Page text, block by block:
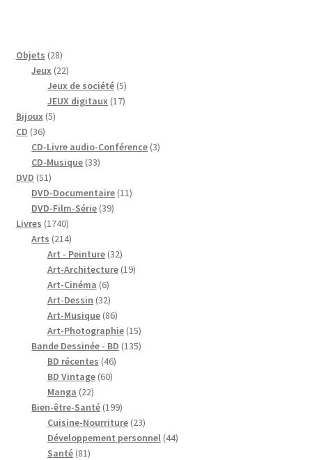
Objets 2828
produits
Jeux 2222
produits
Jeux de société 55
produits
JEUX digitaux 1717
Bijoux 55
CD 3636
produits
CD-Livre audio-Conférence 33
CD-Musique 3333
DVD 5151
produits
DVD-Documentaire 1111
DVD-Film-Série 3939
Livres 17401740
produits
Arts 214214
produits
Art - Peinture 3232
produits
Art-Architecture 1919
Art-Cinéma 66
produits
Art-Dessin 3232
produits
Art-Musique 8686
produits
Art-Photographie 1515
produits
Bande Dessinée - BD 135135
BD récentes 4646
BD Vintage 6060
Manga 2222
produits
Bien-être-Santé 199199
produits
Cuisine-Nourriture 2323
produits
Développement personnel 4444
Santé 8181